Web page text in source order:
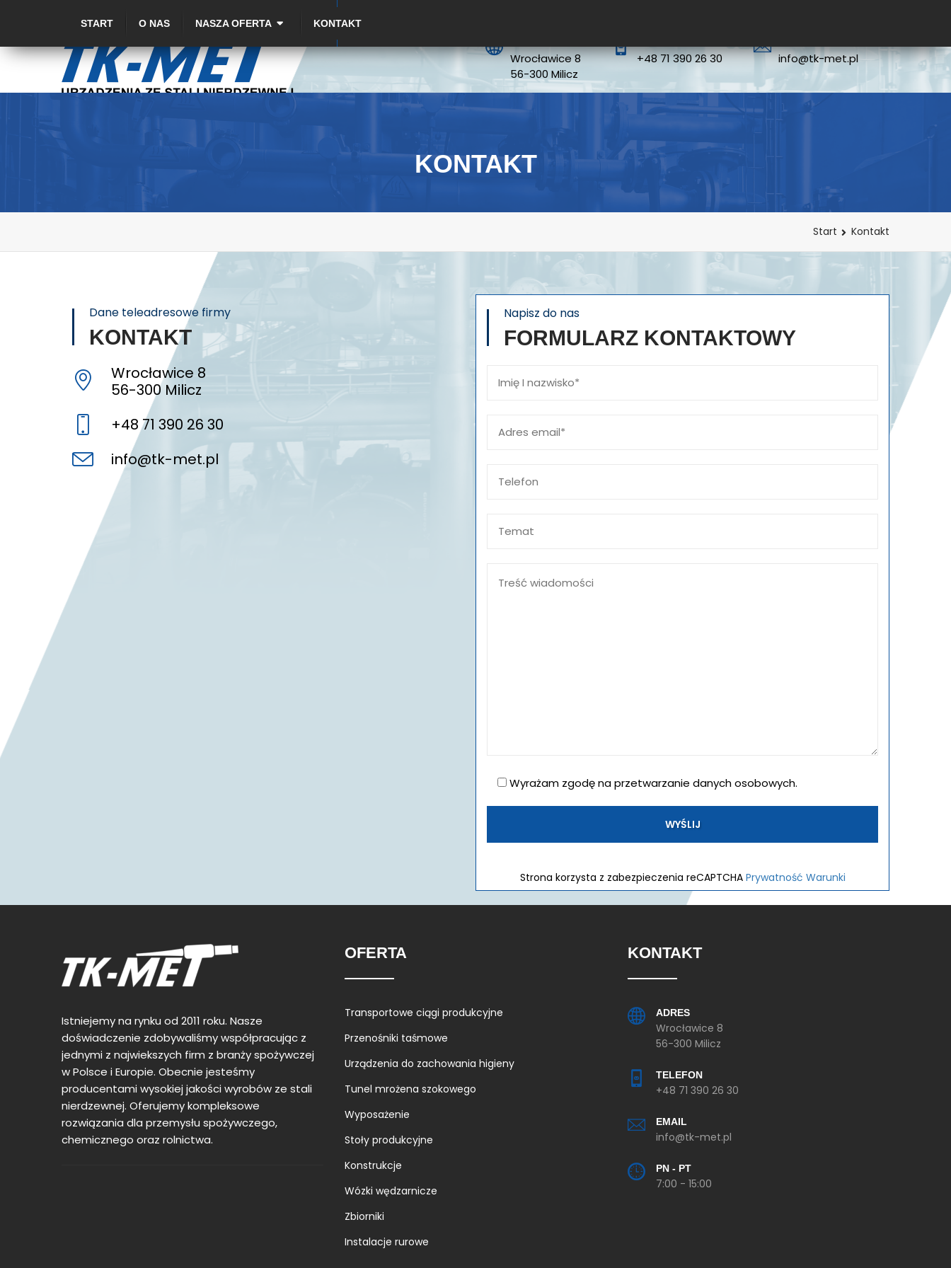
Wrocławice 8
56-300 Milicz
+48 71 390 26 30 info@tk-met.pl
START O NAS NASZA OFERTA KONTAKT
KONTAKT
Start Kontakt
Dane teleadresowe firmy
KONTAKT
Wrocławice 8
56-300 Milicz
+48 71 390 26 30
info@tk-met.pl
Napisz do nas
FORMULARZ KONTAKTOWY
Wyrażam zgodę na przetwarzanie danych osobowych.
Strona korzysta z zabezpieczenia reCAPTCHA Prywatność Warunki
Istniejemy na rynku od 2011 roku. Nasze
doświadczenie zdobywaliśmy współpracując z
jednymi z najwiekszych firm z branży spożywczej
w Polsce i Europie. Obecnie jesteśmy
producentami wysokiej jakości wyrobów ze stali
nierdzewnej. Oferujemy kompleksowe
rozwiązania dla przemysłu spożywczego,
chemicznego oraz rolnictwa.
OFERTA
Transportowe ciągi produkcyjne
Przenośniki taśmowe
Urządzenia do zachowania higieny
Tunel mrożena szokowego
Wyposażenie
Stoły produkcyjne
Konstrukcje
Wózki wędzarnicze
Zbiorniki
Instalacje rurowe
KONTAKT
ADRES
Wrocławice 8
56-300 Milicz
TELEFON
+48 71 390 26 30
EMAIL
info@tk-met.pl
PN - PT
7:00 - 15:00